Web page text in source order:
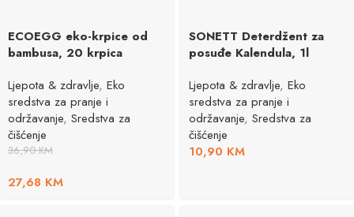
ECOEGG eko-krpice od
bambusa, 20 krpica
Ljepota & zdravlje, Eko
sredstva za pranje i
održavanje, Sredstva za
čišćenje
36,90KM
27,68 KM
SONETT Deterdžent za
posuđe Kalendula, 1l
Ljepota & zdravlje, Eko
sredstva za pranje i
održavanje, Sredstva za
čišćenje
10,90 KM